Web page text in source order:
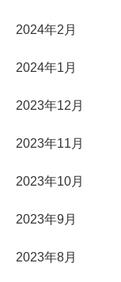
2024年2月
2024年1月
2023年12月
2023年11月
2023年10月
2023年9月
2023年8月